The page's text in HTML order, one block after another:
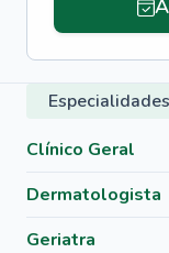
Clínico Geral
Dermatologista
Geriatra